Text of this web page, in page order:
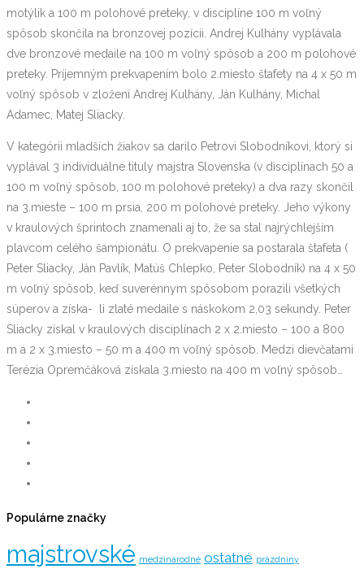
motýlik a 100 m polohové preteky, v disciplíne 100 m voľný
spôsob skončila na bronzovej pozícii. Andrej Kulhány vyplávala
dve bronzové medaile na 100 m voľný spôsob a 200 m polohové
preteky. Príjemným prekvapením bolo 2.miesto štafety na 4 x 50 m
voľný spôsob v zložení Andrej Kulhány, Ján Kulhány, Michal
Adamec, Matej Sliacky.
V kategórii mladších žiakov sa darilo Petrovi Slobodníkovi, ktorý si
vyplával 3 individuálne tituly majstra Slovenska (v disciplínach 50 a
100 m voľný spôsob, 100 m polohové preteky) a dva razy skončil
na 3.mieste – 100 m prsia, 200 m polohové preteky. Jeho výkony
v kraulových šprintoch znamenali aj to, že sa stal najrýchlejším
plavcom celého šampionátu. O prekvapenie sa postarala štafeta (
Peter Sliacky, Ján Pavlík, Matúš Chlepko, Peter Slobodník) na 4 x 50
m voľný spôsob, keď suverénnym spôsobom porazili všetkých
súperov a získa- li zlaté medaile s náskokom 2,03 sekundy. Peter
Sliacky získal v kraulových disciplínach 2 x 2.miesto – 100 a 800
m a 2 x 3.miesto – 50 m a 400 m voľný spôsob. Medzi dievčatami
Terézia Opremčáková získala 3.miesto na 400 m voľný spôsob…
Populárne značky
majstrovské medzinárodné ostatné prázdniny